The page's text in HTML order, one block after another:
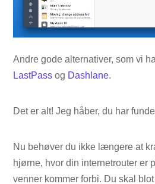
Andre gode alternativer, som vi
LastPass og Dashlane.
Det er alt! Jeg håber, du har
Nu behøver du ikke længere at
hjørne, hvor din internetrouter er
venner kommer forbi. Du skal